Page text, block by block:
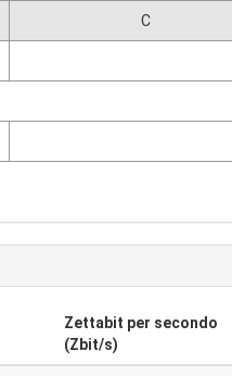
C
Zettabit per secondo
(Zbit/s)